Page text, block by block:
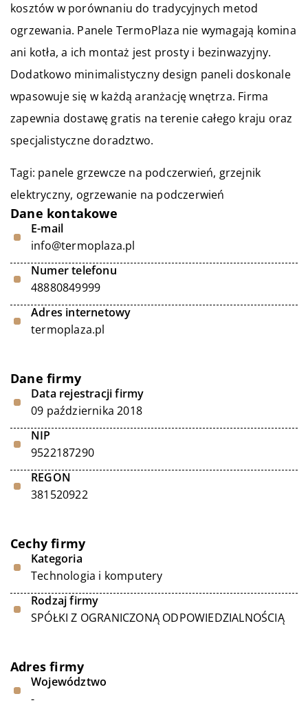
kosztów w porównaniu do tradycyjnych metod
ogrzewania. Panele TermoPlaza nie wymagają komina
ani kotła, a ich montaż jest prosty i bezinwazyjny.
Dodatkowo minimalistyczny design paneli doskonale
wpasowuje się w każdą aranżację wnętrza. Firma
zapewnia dostawę gratis na terenie całego kraju oraz
specjalistyczne doradztwo.
Tagi: panele grzewcze na podczerwień, grzejnik
elektryczny, ogrzewanie na podczerwień
Dane kontakowe
E-mail
info@termoplaza.pl
Numer telefonu
48880849999
Adres internetowy
termoplaza.pl
Dane firmy
Data rejestracji firmy
09 października 2018
NIP
9522187290
REGON
381520922
Cechy firmy
Kategoria
Technologia i komputery
Rodzaj firmy
SPÓŁKI Z OGRANICZONĄ ODPOWIEDZIALNOŚCIĄ
Adres firmy
Województwo
-